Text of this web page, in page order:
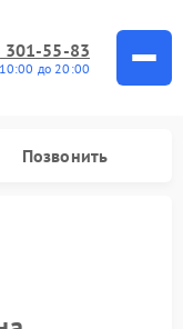
301-55-83
до 20:00
Позвонить